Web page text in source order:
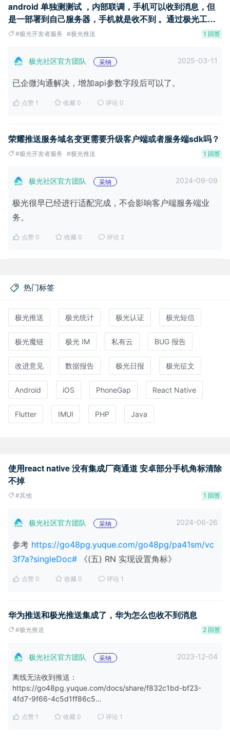
android 单独测测试 ，内部联调，手机可以收到消息，但
是一部署到自己服务器，手机就是收不到 。通过极光工作
台发送的就能收到
#极光开发者服务 #极光推送 1 回答
极光社区官方团队 采纳 2025-03-11
已企微沟通解决，增加api参数字段后可以了。
点赞 1 收藏 0 评论 0
荣耀推送服务域名变更需要升级客户端或者服务端sdk吗？
#极光开发者服务 #极光推送 1 回答
极光社区官方团队 采纳 2024-09-09
极光很早已经进行适配完成，不会影响客户端服务端业
务。
点赞 0 收藏 0 评论 2
热门标签
极光推送 极光统计 极光认证 极光短信
极光魔链 极光 IM 私有云 BUG 报告
改进意见 数据报告 极光日报 极光征文
Android iOS PhoneGap React Native
Flutter IMUI PHP Java
使用react native 没有集成厂商通道 安卓部分手机角标清除
不掉
#其他 1 回答
极光社区官方团队 采纳 2024-06-26
参考 https://go48pg.yuque.com/go48pg/pa41sm/vc
3f7a?singleDoc# 《(五) RN 实现设置角标》
点赞 0 收藏 0 评论 1
华为推送和极光推送集成了，华为怎么也收不到消息
#极光推送 2 回答
极光社区官方团队 采纳 2023-12-04
离线无法收到推送：
https://go48pg.yuque.com/docs/share/f832c1bd-bf23-
4fd7-9f66-4c5d1ff86c5...
点赞 1 收藏 0 评论 1